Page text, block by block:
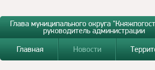
Глава муниципального округа
руководитель администрации
Главная
Новости